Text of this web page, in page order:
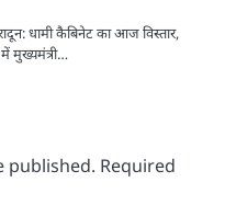
धामी कैबिनेट का आज विस्तार,
मुख्यमंत्री…
published. Required